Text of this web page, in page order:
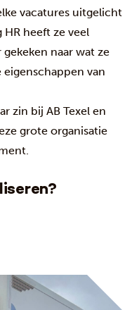
vacatures uitgelicht
heeft ze veel
naar wat ze
van
zin bij AB Texel en
grote organisatie